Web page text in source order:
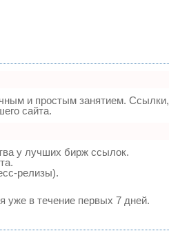
и простым занятием. Ссылки,
сайта.
у лучших бирж ссылок.
релизы).
уже в течение первых 7 дней.